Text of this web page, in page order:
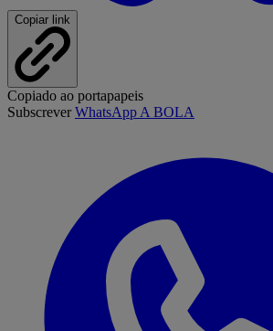
Copiar link
Copiado ao portapapeis
SubscreverWhatsApp A BOLA